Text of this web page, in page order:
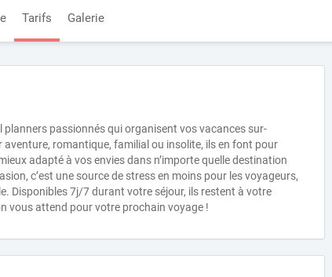
Tarifs Galerie
planners passionnés qui organisent vos vacances sur-
aventure, romantique, familial ou insolite, ils en font pour
adapté à vos envies dans n’importe quelle destination
c’est une source de stress en moins pour les voyageurs,
Disponibles 7j/7 durant votre séjour, ils restent à votre
vous attend pour votre prochain voyage !